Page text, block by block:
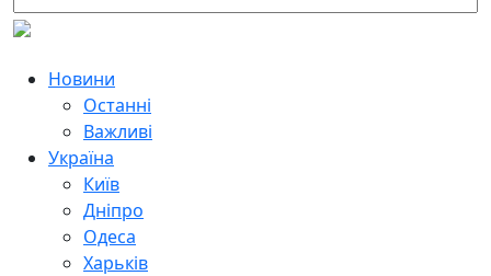
Новини
Останні
Важливі
Україна
Київ
Дніпро
Одеса
Харьків